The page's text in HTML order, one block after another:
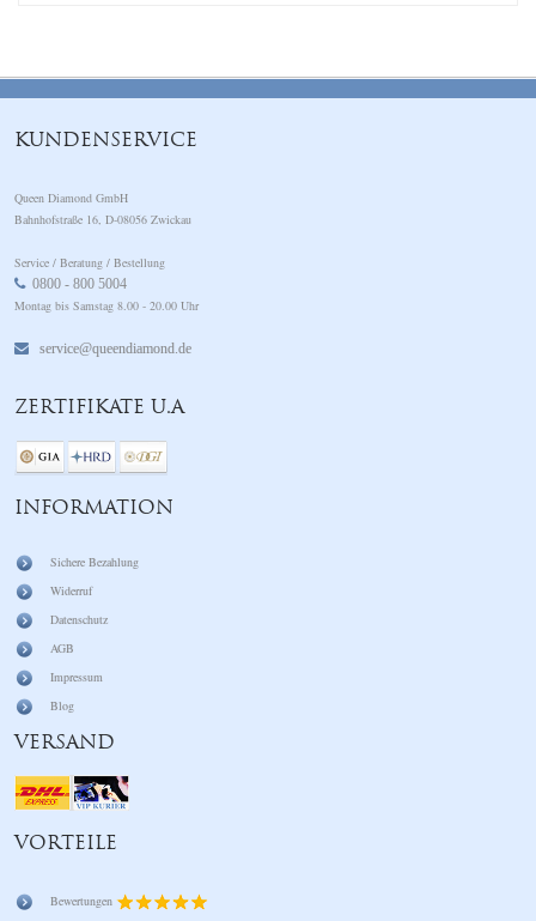
KUNDENSERVICE
Queen Diamond GmbH
Bahnhofstraße 16, D-08056 Zwickau
Service / Beratung / Bestellung
0800 - 800 5004
Montag bis Samstag 8.00 - 20.00 Uhr
service@queendiamond.de
ZERTIFIKATE U.A
INFORMATION
Sichere Bezahlung
Widerruf
Datenschutz
AGB
Impressum
Blog
VERSAND
VORTEILE
Bewertungen